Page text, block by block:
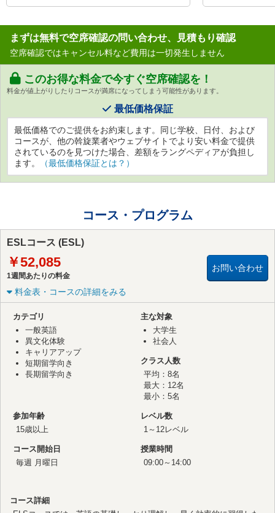
まずは無料で空席確認の問い合わせ、見積もり確認
空席確認ではキャンセル料など費用は一切発生しません
このお得な料金で今すぐ空席確認を！
料金が値上がりしたりコースが満席になってしまう可能性があります。
最低価格保証
最低価格でのご提供をお約束します。同じ学校、日付、および
コースが、他の斡旋業者やウェブサイトでより安い料金で提供
されているのを見つけた場合、差額をラングペディアが負担し
ます。
（最低価格保証とは？）
コース・プログラム
ESLコース (ESL)
￥52,085
1週間あたりの料金
お問い合わせ
料金表・コースの詳細をみる
カテゴリ
一般英語
異文化体験
キャリアアップ
短期留学向き
長期留学向き
主な対象
大学生
社会人
クラス人数
平均：8名
最大：12名
最小：5名
参加年齢
15歳以上
レベル数
1～12レベル
コース開始日
毎週 月曜日
授業時間
09:00～14:00
コース詳細